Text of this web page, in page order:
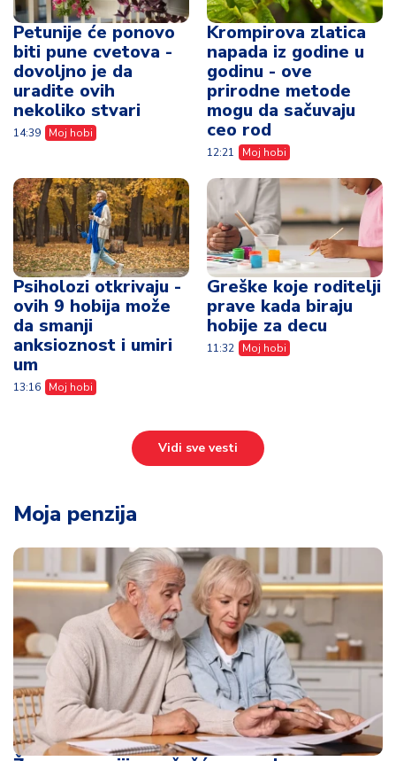
Petunije će ponovo
biti pune cvetova -
dovoljno je da
uradite ovih
nekoliko stvari
14:39 Moj hobi
Krompirova zlatica
napada iz godine u
godinu - ove
prirodne metode
mogu da sačuvaju
ceo rod
12:21 Moj hobi
Psiholozi otkrivaju -
ovih 9 hobija može
da smanji
anksioznost i umiri
um
13:16 Moj hobi
Greške koje roditelji
prave kada biraju
hobije za decu
11:32 Moj hobi
Vidi sve vesti
Moja penzija